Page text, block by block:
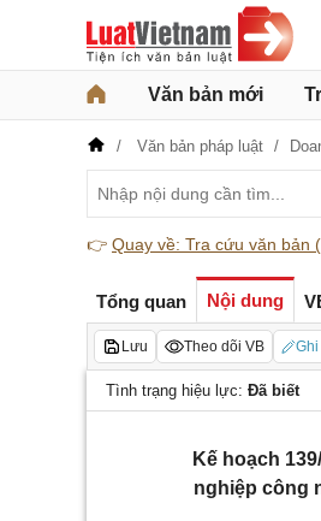
Văn bản mới
Văn bản pháp luật
👉 Quay về: Tra cứu văn bản
Tổng quan Nội dung
Lưu Theo dõi VB Ghi
Tình trạng hiệu lực: Đã biết
Kế hoạch
nghiệp công